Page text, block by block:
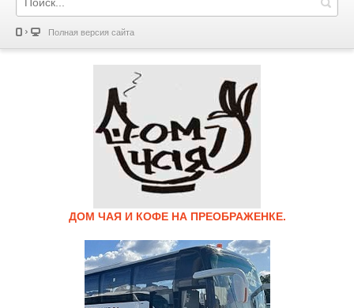
Полная версия сайта
ДОМ ЧАЯ И КОФЕ НА ПРЕОБРАЖЕНКЕ.